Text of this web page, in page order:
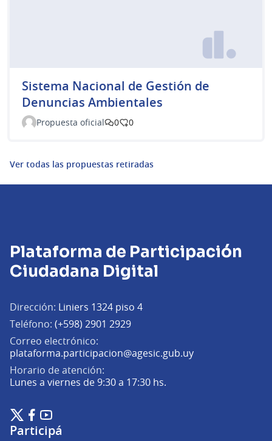
Sistema Nacional de Gestión de
Denuncias Ambientales
Propuesta oficial 0 0
Ver todas las propuestas retiradas
Plataforma de Participación
Ciudadana Digital
Dirección: Liniers 1324 piso 4
Teléfono: (+598) 2901 2929
Correo electrónico:
plataforma.participacion@agesic.gub.uy(Abrir en una
Horario de atención:
Lunes a viernes de 9:30 a 17:30 hs.
Plataforma de Participación Ciudadana Digital en X
(Enlace externo)
Plataforma de Participación Ciudadana Digital en Facebook
(Enlace externo)
Plataforma de Participación Ciudadana Digital en
(Enlace externo)
Participá